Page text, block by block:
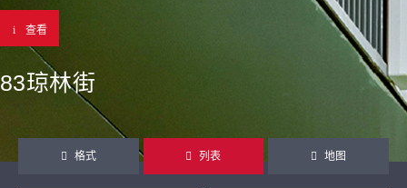
查看
83琼林街
格式 列表 地图